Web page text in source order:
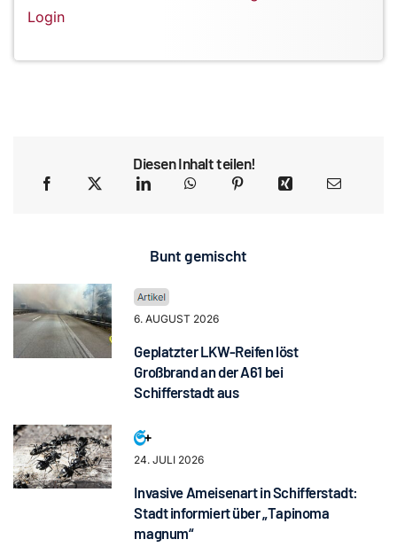
Login
Diesen Inhalt teilen!
Bunt gemischt
6. AUGUST 2026
Geplatzter LKW-Reifen löst
Großbrand an der A61 bei
Schifferstadt aus
24. JULI 2026
Invasive Ameisenart in Schifferstadt:
Stadt informiert über „Tapinoma
magnum“